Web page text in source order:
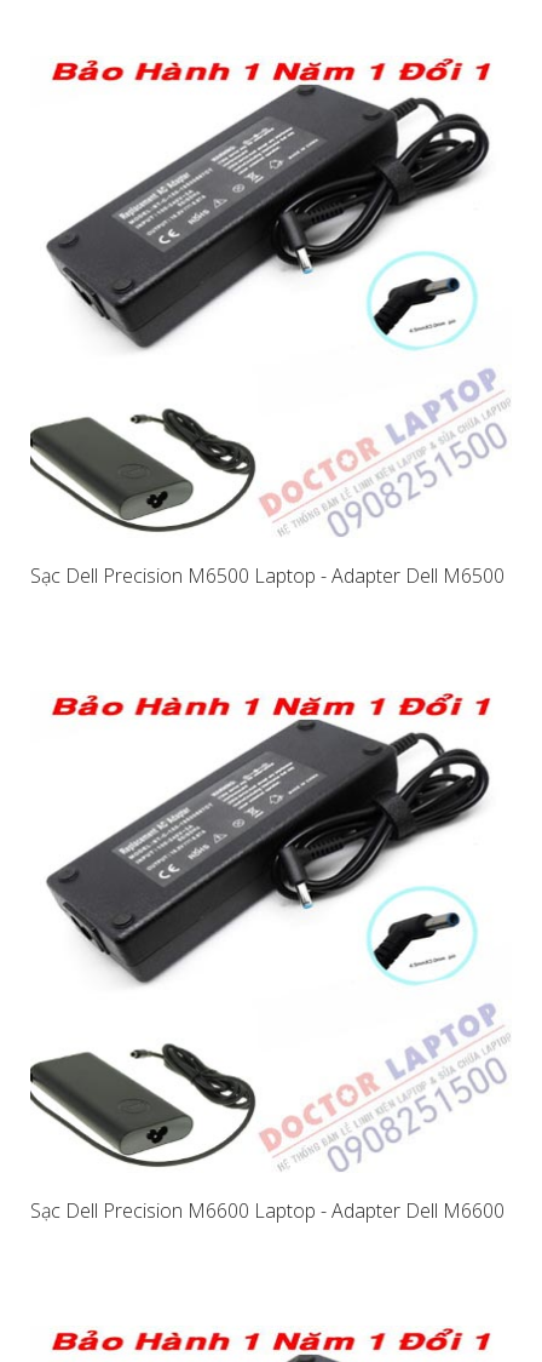
Sạc Dell Precision M6500 Laptop - Adapter Dell M6500
Sạc Dell Precision M6600 Laptop - Adapter Dell M6600